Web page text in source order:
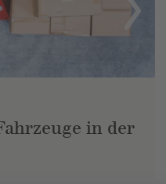
in der
Next